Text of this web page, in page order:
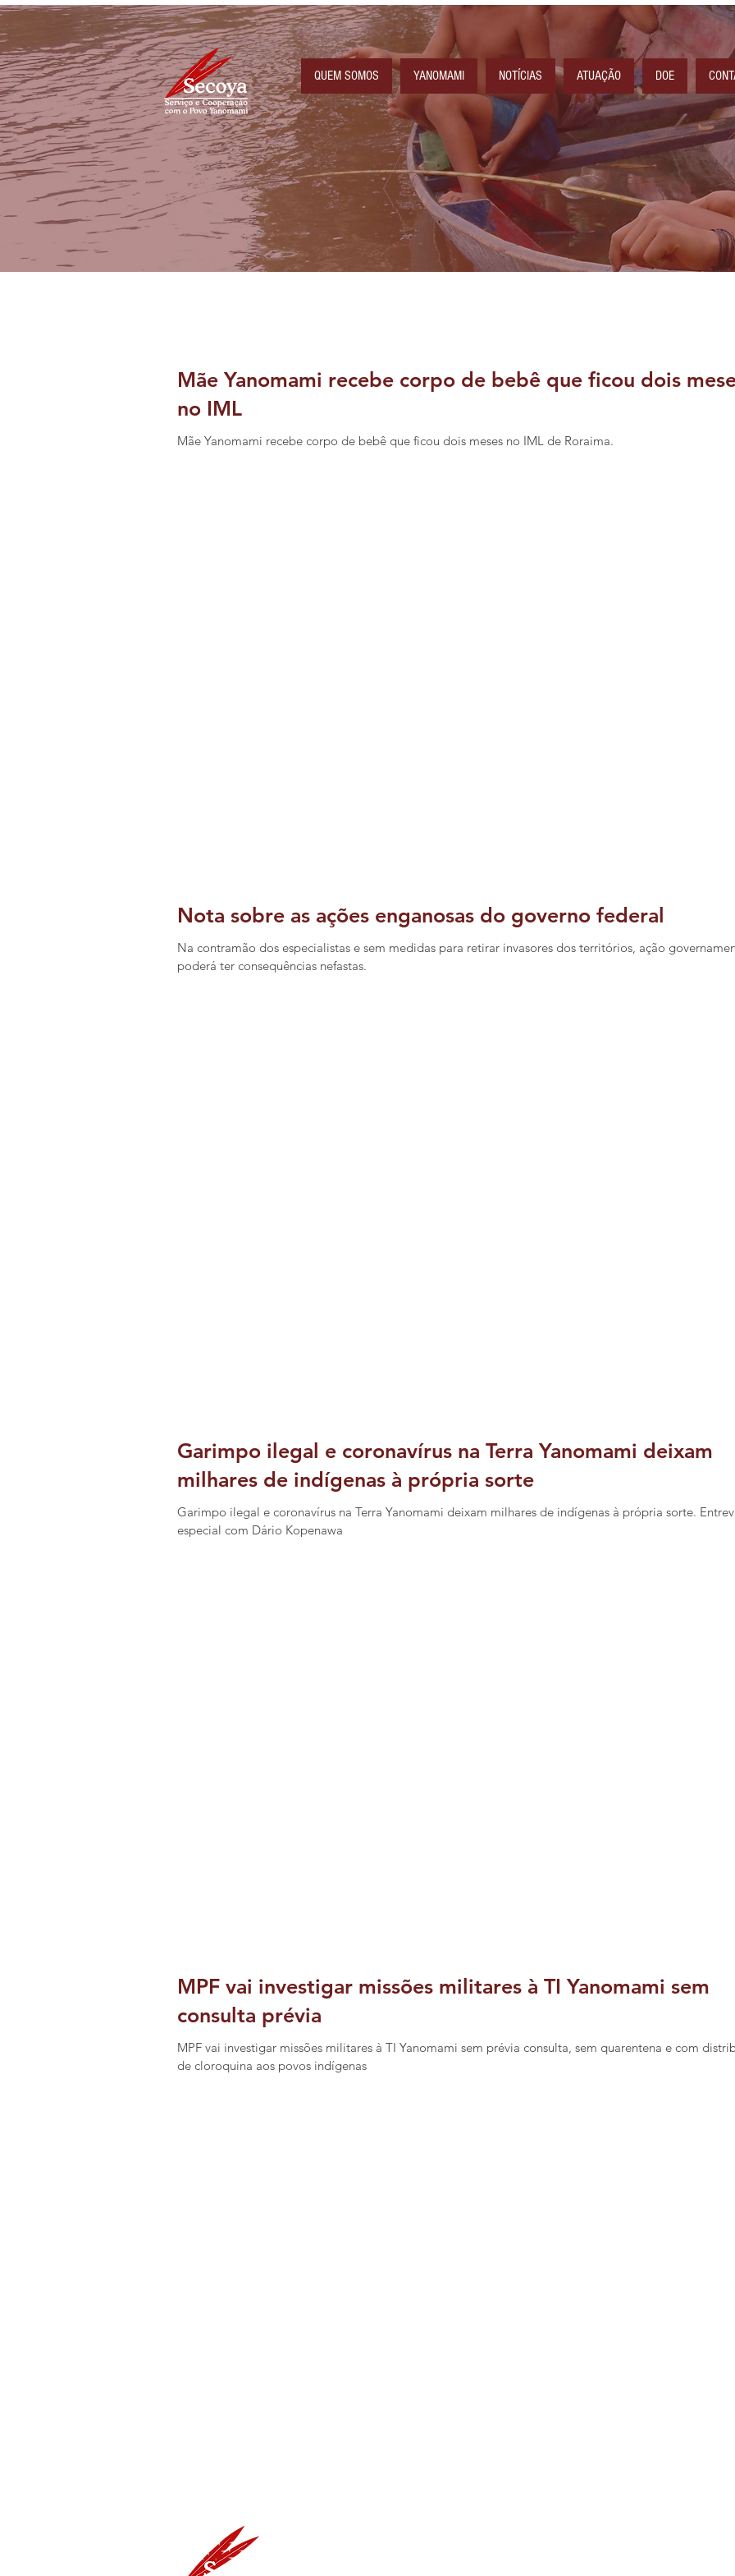
QUEM SOMOS YANOMAMI NOTÍCIAS ATUAÇÃO DOE
Mãe Yanomami recebe corpo de bebê que ficou dois
no IML
Mãe Yanomami recebe corpo de bebê que ficou dois meses no IML de Roraima.
Nota sobre as ações enganosas do governo federal
Na contramão dos especialistas e sem medidas para retirar invasores dos territórios, ação
poderá ter consequências nefastas.
Garimpo ilegal e coronavírus na Terra Yanomami deixam
milhares de indígenas à própria sorte
Garimpo ilegal e coronavírus na Terra Yanomami deixam milhares de indígenas à própria sorte.
especial com Dário Kopenawa
MPF vai investigar missões militares à TI Yanomami sem
consulta prévia
MPF vai investigar missões militares à TI Yanomami sem prévia consulta, sem quarentena e com
de cloroquina aos povos indígenas